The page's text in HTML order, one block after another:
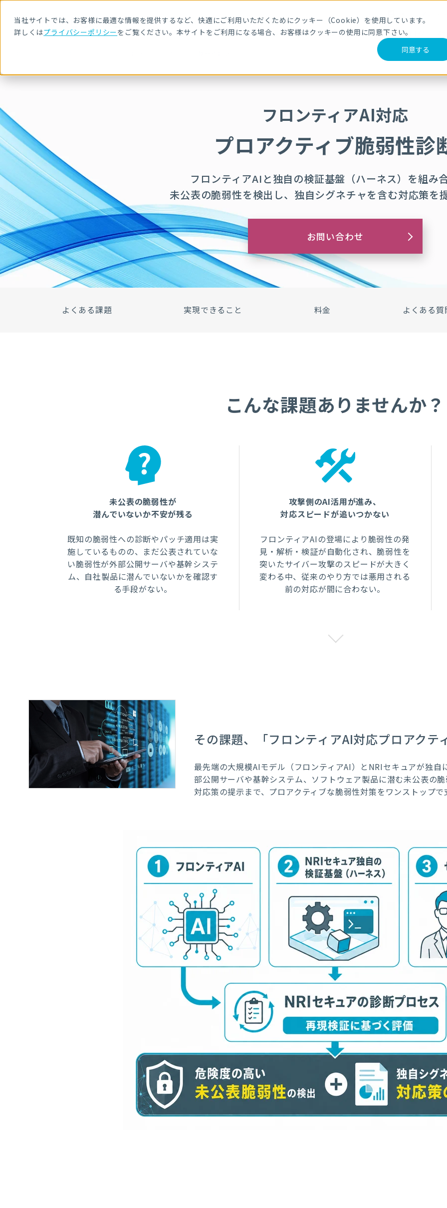
当社サイトでは、お客様に最適な情報を提供するなど、快適にご利用いただくためにクッキー（Cookie）を使用しています。
詳しくはプライバシーポリシーをご覧ください。本サイトをご利用になる場合、お客様はクッキーの使用に同意下さい。
同意する
メールマガジ
サービス・製品 導入事例 セミナー ブログ
フロンティアAI対応
プロアクティブ脆弱性診
フロンティアAIと独自の検証基盤（ハーネス）を組み
未公表の脆弱性を検出し、独自シグネチャを含む対応策を提
お問い合わせ
よくある課題 実現できること 料金 よくある質
こんな課題ありませんか？
未公表の脆弱性が
潜んでいないか不安が残る
既知の脆弱性への診断やパッチ適用は実
施しているものの、まだ公表されていな
い脆弱性が外部公開サーバや基幹システ
ム、自社製品に潜んでいないかを確認す
る手段がない。
攻撃側のAI活用が進み、
対応スピードが追いつかない
フロンティアAIの登場により脆弱性の発
見・解析・検証が自動化され、脆弱性を
突いたサイバー攻撃のスピードが大きく
変わる中、従来のやり方では悪用される
前の対応が間に合わない。
その課題、「フロンティアAI対応プロアクテ
最先端の大規模AIモデル（フロンティアAI）とNRIセキュアが独
部公開サーバや基幹システム、ソフトウェア製品に潜む未公表の
対応策の提示まで、プロアクティブな脆弱性対策をワンストップで